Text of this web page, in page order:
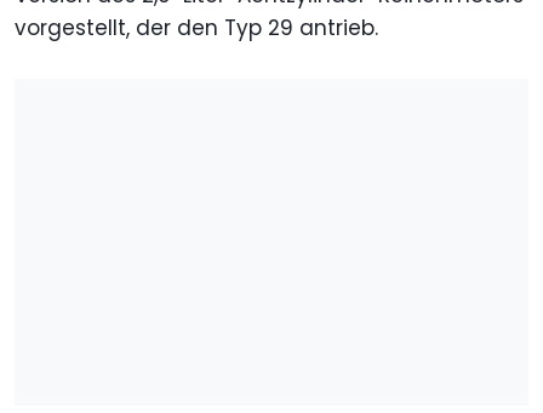
vorgestellt, der den Typ 29 antrieb.